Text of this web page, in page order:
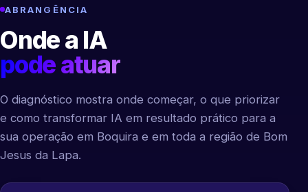
ABRANGÊNCIA
Onde a IA
pode atuar
O diagnóstico mostra onde começar, o que priorizar
e como transformar IA em resultado prático para a
sua operação em Boquira e em toda a região de Bom
Jesus da Lapa.